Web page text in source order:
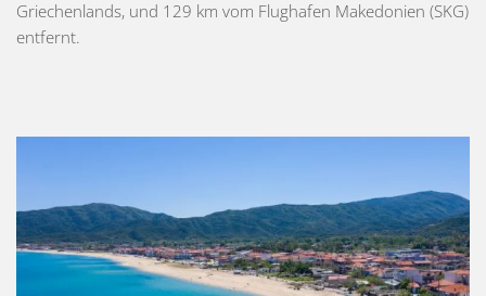
Griechenlands, und 129 km vom Flughafen Makedonien (SKG)
entfernt.